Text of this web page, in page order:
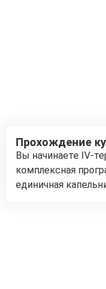
Прохождение
Вы начинаете IV-
комплексная
единичная